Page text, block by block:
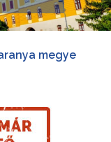
megye